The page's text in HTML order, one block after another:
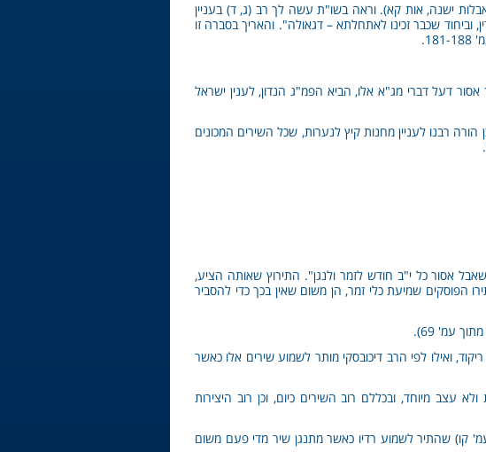
ישנה, אות קא). וראה בשו"ת עשה לך רב (ג, ד) בעניין
וביחוד שכבר זכינו לאתחלתא – דגאולה". והאריך בסברה זו
דעל דברי מג"א אלו, הביא הפמ"ג הנדון, לענין ישראל
רבנו לעניין מחנות קיץ לנערות, שכל השירים המכונים
אסור כל י"ב חודש לזמר ולנגן". התירוץ שאותה הציע,
שמיעת כלי זמר, הן משום שאין בכך כדי להסביר
ואילו לפי הרב דיכובסקי מותר לשמוע שירים אלו כאשר
מיוחד, ובכללם רוב השירים כיום, וכן רוב היצירות
קו) שהתיר לשמוע רדיו כאשר מתנגן שיר מדי פעם משום